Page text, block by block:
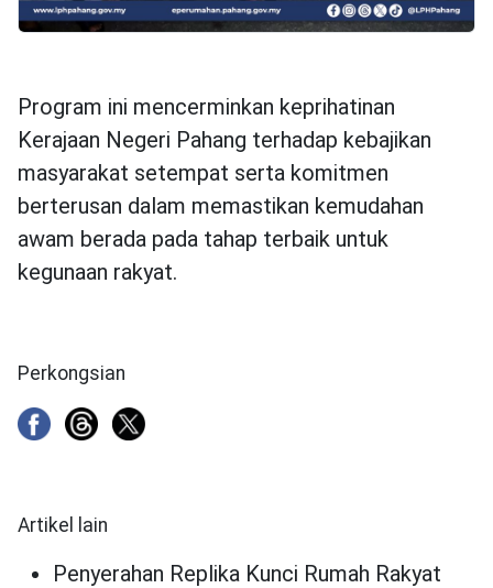
Program ini mencerminkan keprihatinan
Kerajaan Negeri Pahang terhadap kebajikan
masyarakat setempat serta komitmen
berterusan dalam memastikan kemudahan
awam berada pada tahap terbaik untuk
kegunaan rakyat.
Perkongsian
Artikel lain
Penyerahan Replika Kunci Rumah Rakyat